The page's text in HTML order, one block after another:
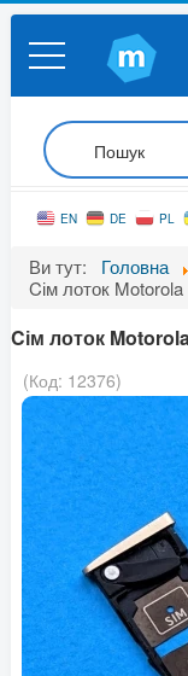
EN DE PL
Ви тут: Головна
Cім лоток
Cім лоток
(Код: 12376)